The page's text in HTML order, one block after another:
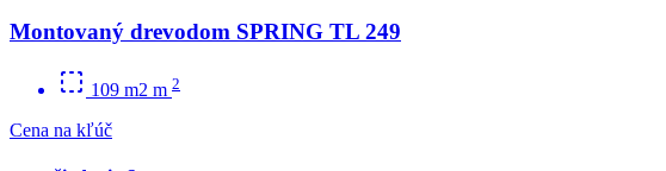
Montovaný drevodom SPRING TL 249
109 m2 m 2
Cena na kľúč